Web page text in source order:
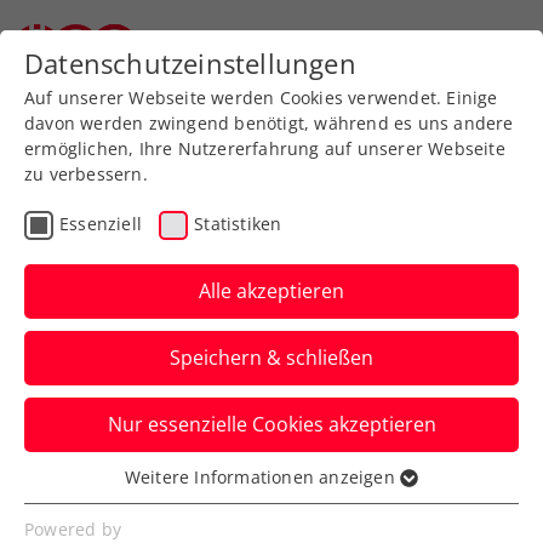
Zurück zur Newsübersicht
Turniere
WTA-Challenger Bari:
Sensationelle Grabher
mit größtem Karrieretitel
erstmals Top 100
Die ÖTV-Spitzenspielerin gibt sich im
Finale des 115.000-US-Dollar-Turniers in
Italien keine Blöße.
Datenschutzeinstellungen
Auf unserer Webseite werden Cookies verwendet. Einige
davon werden zwingend benötigt, während es uns andere
ermöglichen, Ihre Nutzererfahrung auf unserer Webseite
zu verbessern.
Essenziell Statistiken
Alle akzeptieren
Speichern & schließen
Nur essenzielle Cookies akzeptieren
Essenziell
Essenzielle Cookies werden für grundlegende
Weitere Informationen anzeigen
Powered by